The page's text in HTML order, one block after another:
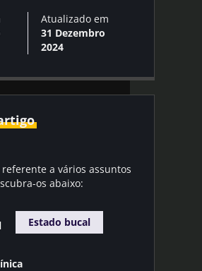
Atualizado em
31 Dezembro
2024
a vários assuntos
os abaixo:
Estado bucal